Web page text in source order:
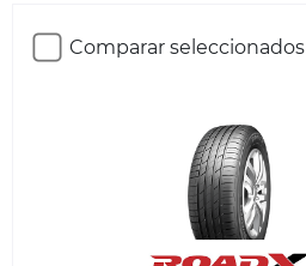
Comparar seleccionados